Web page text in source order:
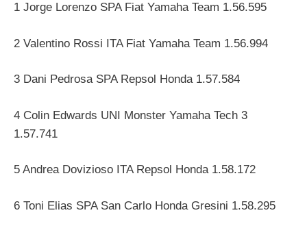
1 Jorge Lorenzo SPA Fiat Yamaha Team 1.56.595
2 Valentino Rossi ITA Fiat Yamaha Team 1.56.994
3 Dani Pedrosa SPA Repsol Honda 1.57.584
4 Colin Edwards UNI Monster Yamaha Tech 3
1.57.741
5 Andrea Dovizioso ITA Repsol Honda 1.58.172
6 Toni Elias SPA San Carlo Honda Gresini 1.58.295